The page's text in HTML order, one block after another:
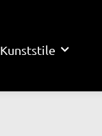
Kunststile